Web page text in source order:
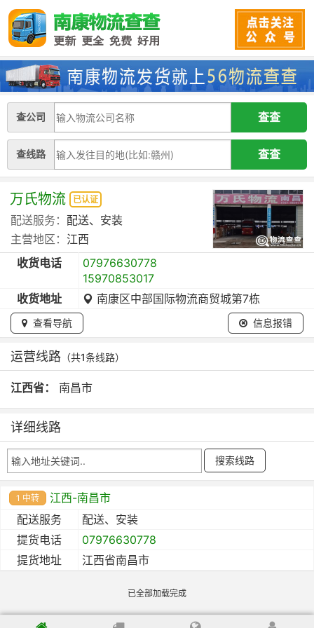
查公司
查线路
万氏物流 已认证
配送服务： 配送、安装
主营地区： 江西
收货电话
07976630778
15970853017
收货地址
南康区中部国际物流商贸城第7栋
查看导航 信息报错
运营线路 （共1条线路）
江西省： 南昌市
详细线路
1 中转
江西-南昌市
配送服务
配送、安装
提货电话
07976630778
提货地址
江西省南昌市
已全部加载完成